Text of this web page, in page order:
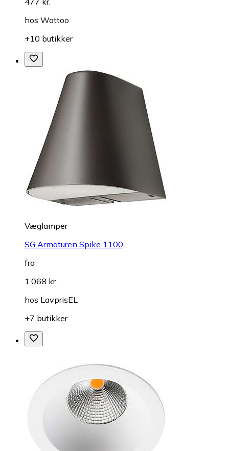
hos Wattoo
+10 butikker
Væglamper
SG Armaturen Spike 1100
fra
1.068 kr.
hos LavprisEL
+7 butikker